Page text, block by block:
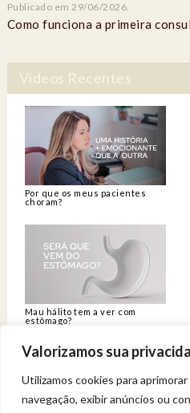
Valorizamos sua
Utilizamos cookies para
navegação, exibir anúncios ou
Publicado em 29/06/2026.
Como funciona a primeira
Vídeos Recentes
Por que os meus pacientes
choram?
Mau hálito tem a ver com
estômago?
Venha viver uma
Entregue a sua saúde a